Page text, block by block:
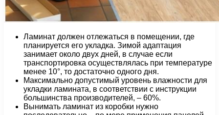
Ламинат должен отлежаться в помещении, где
планируется его укладка. Зимой адаптация
занимает около двух дней, в случае если
транспортировка осуществлялась при температуре
менее 10°, то достаточно одного дня.
Максимально допустимый уровень влажности для
укладки ламината, в соответствии с инструкции
большинства производителей, – 60%.
Вынимать ламинат из коробки нужно